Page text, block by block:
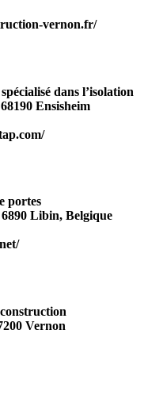
vernon.fr/
dans l’isolation
Ensisheim
portes
Libin, Belgique
Vernon